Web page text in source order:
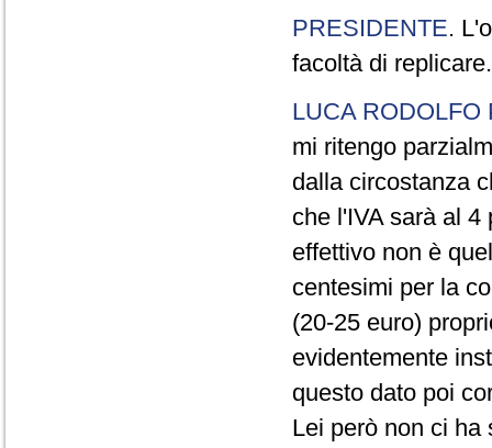
PRESIDENTE.
facoltà di replicare.
LUCA RODOLFO
mi ritengo
dalla circostanza
che l'IVA sarà al
effettivo non è
centesimi per la
(20-25 euro)
evidentemente
questo dato poi
Lei però non ci ha